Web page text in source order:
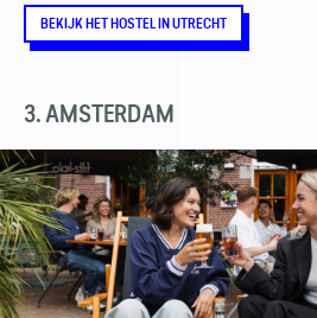
BEKIJK HET HOSTEL IN UTRECHT
3. AMSTERDAM